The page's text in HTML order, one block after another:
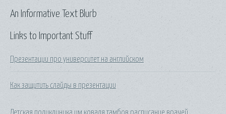
Links to Important Stuff
Презентации про университет на английском
Как защитить слайды в презентации
Детская поликлиника им коваля тамбов расписание врачей
An Informative Text Blurb